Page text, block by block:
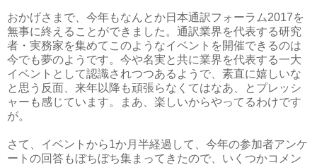
おかげさまで、今年もなんとか日本通訳フォーラム2017を
無事に終えることができました。通訳業界を代表する研究
者・実務家を集めてこのようなイベントを開催できるのは
今でも夢のようです。今や名実と共に業界を代表する一大
イベントとして認識されつつあるようで、素直に嬉しいな
と思う反面、来年以降も頑張らなくてはなあ、とプレッシ
ャーも感じています。まあ、楽しいからやってるわけです
が。
さて、イベントから1か月半経過して、今年の参加者アンケ
ートの回答もぼちぼち集まってきたので、いくつかコメン